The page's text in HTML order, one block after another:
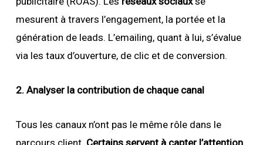
mesurent à travers l’engagement, la portée et la
génération de leads. L’emailing, quant à lui, s’évalue
via les taux d’ouverture, de clic et de conversion.
2. Analyser la contribution de chaque canal
Tous les canaux n’ont pas le même rôle dans le
parcours client. Certains servent à capter l’attention